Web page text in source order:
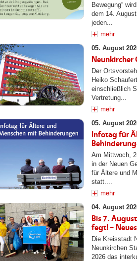
Bewegung“
dem 14.
jeden...
mehr
05. August
Der
Heiko
einschließlich
Vertretung...
mehr
05. August
Infotag für
Am Mittwoch,
in der Neuen
für Ältere und
statt....
mehr
04. August
Bis 7.
fegt! –
Die Kreisstadt
Neunkirchen
2026 das